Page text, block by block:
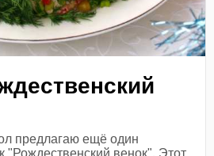
предлагаю ещё один
"Рождественский венок". Этот